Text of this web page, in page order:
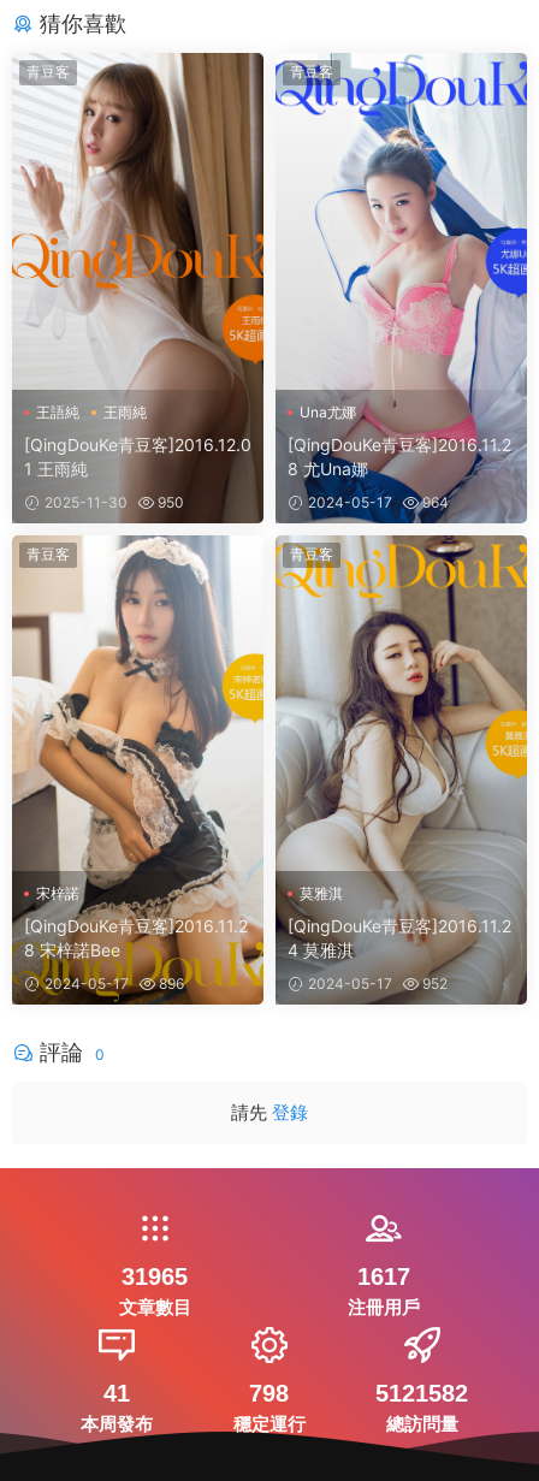
猜你喜歡
青豆客
王語純 王雨純
[QingDouKe青豆客]2016.12.0
1 王雨純
2025-11-30 950
青豆客
Una尤娜
[QingDouKe青豆客]2016.11.2
8 尤Una娜
2024-05-17 964
青豆客
宋梓諾
[QingDouKe青豆客]2016.11.2
8 宋梓諾Bee
2024-05-17 896
青豆客
莫雅淇
[QingDouKe青豆客]2016.11.2
4 莫雅淇
2024-05-17 952
評論 0
請先 登錄
31965
文章數目
1617
注冊用戶
41
本周發布
798
穩定運行
5121582
總訪問量